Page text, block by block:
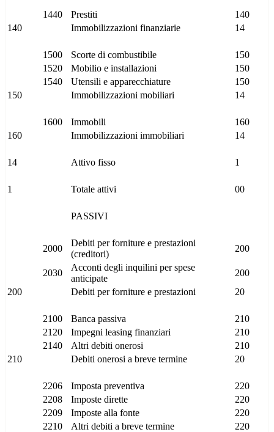
1440 Prestiti
140
140
Immobilizzazioni finanziarie 14
1500 Scorte di combustibile
150
1520
Mobilio e installazioni
150
1540
Utensili e apparecchiature
150
150
Immobilizzazioni mobiliari 14
1600 Immobili
160
160
Immobilizzazioni immobiliari 14
14 Attivo fisso 1
1 Totale attivi 00
PASSIVI
2000
Debiti per forniture e prestazioni
(creditori)
200
2030
Acconti degli inquilini per spese
anticipate
200
200
Debiti per forniture e prestazioni 20
2100 Banca passiva
210
2120
Impegni leasing finanziari
210
2140
Altri debiti onerosi
210
210
Debiti onerosi a breve termine 20
2206 Imposta preventiva
220
2208
Imposte dirette
220
2209
Imposte alla fonte
220
2210
Altri debiti a breve termine 220